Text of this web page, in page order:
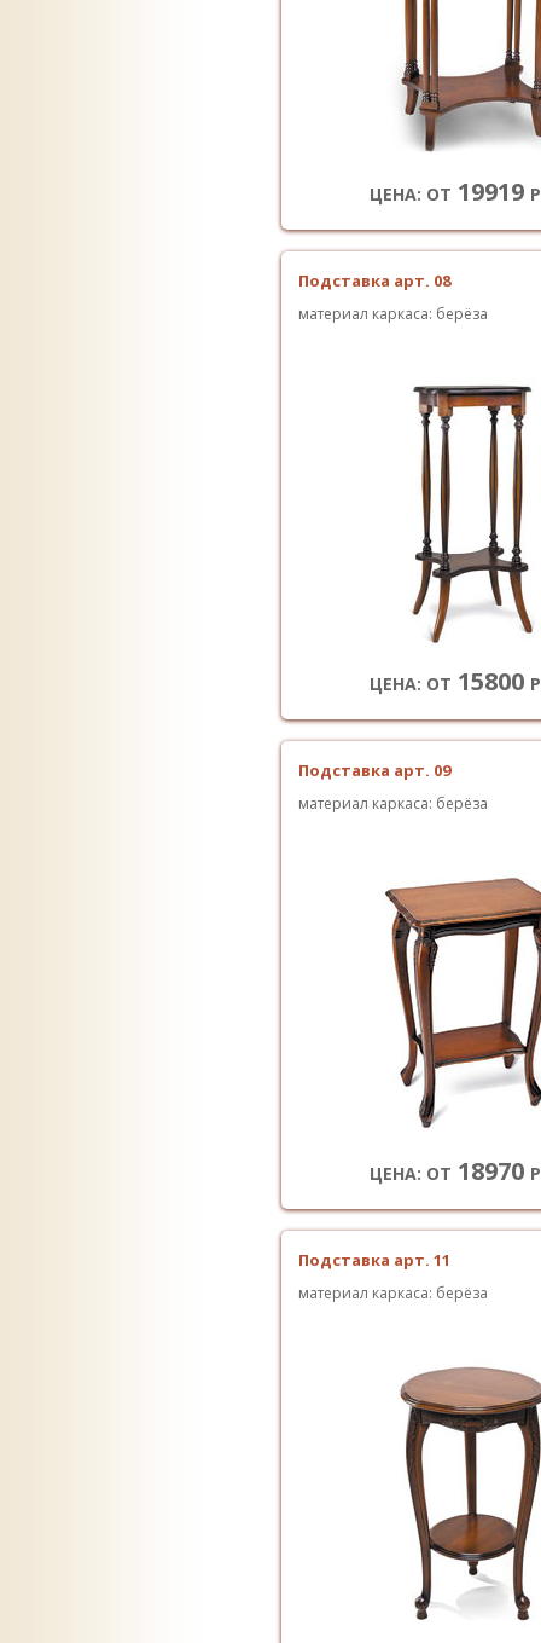
ЦЕНА: ОТ 19919
Подставка арт. 08
материал каркаса: берёза
ЦЕНА: ОТ 15800
Подставка арт. 09
материал каркаса: берёза
ЦЕНА: ОТ 18970
Подставка арт. 11
материал каркаса: берёза